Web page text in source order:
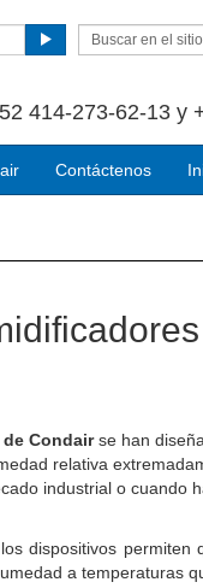
414-273-62-13 y
Contáctenos
Condairse han
relativa
industrial o cuando
dispositivos permiten
a temperaturas